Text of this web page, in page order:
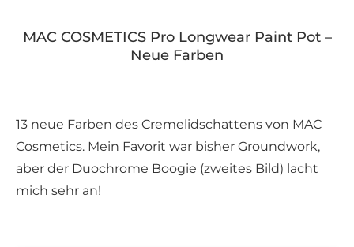
MAC COSMETICS Pro Longwear Paint Pot –
Neue Farben
13 neue Farben des Cremelidschattens von MAC
Cosmetics. Mein Favorit war bisher Groundwork,
aber der Duochrome Boogie (zweites Bild) lacht
mich sehr an!